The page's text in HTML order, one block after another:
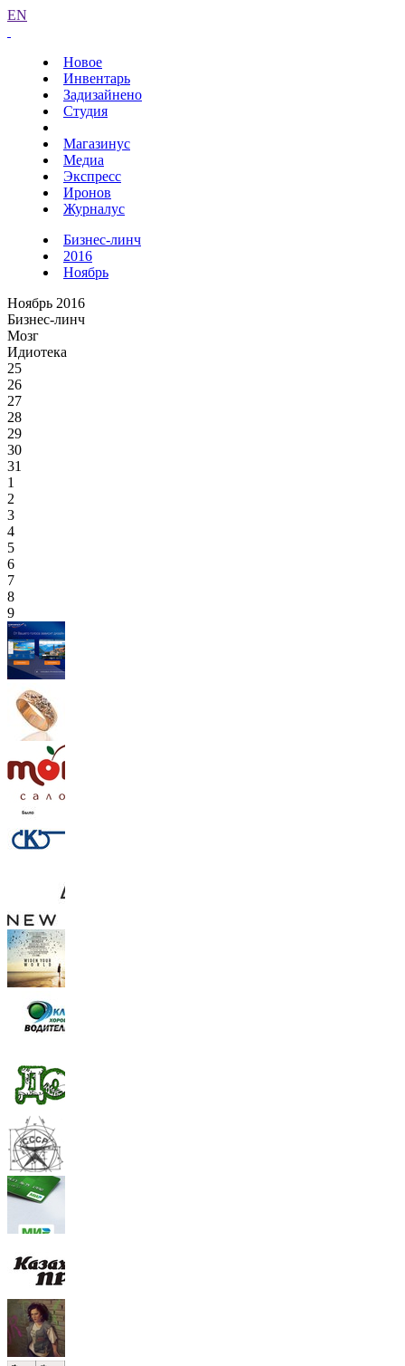
EN
Новое
Инвентарь
Задизайнено
Студия
Магазинус
Медиа
Экспресс
Иронов
Журналус
Бизнес-линч
2016
Ноябрь
Ноябрь 2016
Бизнес-линч
Мозг
Идиотека
25
26
27
28
29
30
31
1
2
3
4
5
6
7
8
9